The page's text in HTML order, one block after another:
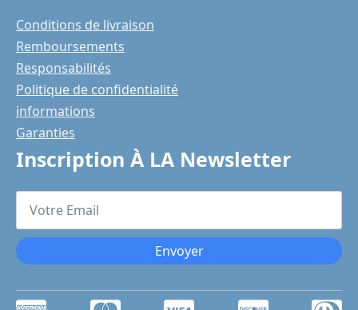
Conditions de livraison
Remboursements
Responsabilités
Politique de confidentialité
informations
Garanties
Inscription À LA Newsletter
Votre
Email
Envoyer